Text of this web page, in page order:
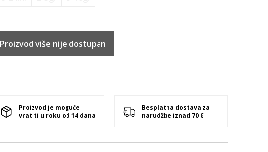
Proizvod više nije dostupan
Proizvod je moguće
vratiti u roku od 14 dana
Besplatna dostava za
narudžbe iznad 70 €